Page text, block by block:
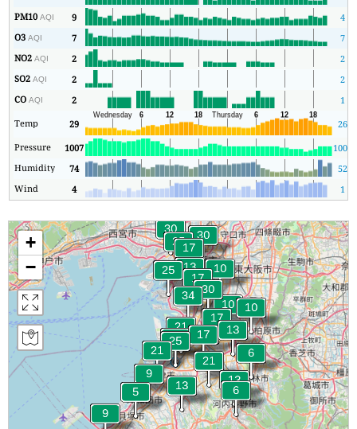
PM10AQI 9
4
O3AQI 7
7
NO2AQI 2
2
SO2AQI 2
2
COAQI 2
1
Temp
29
26
Pressure
1007 1005
Humidity
74
52
Wind
4 1
+
−